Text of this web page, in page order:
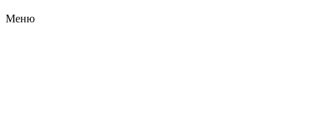
Меню